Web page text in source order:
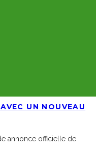
UN NOUVEAU
annonce officielle de